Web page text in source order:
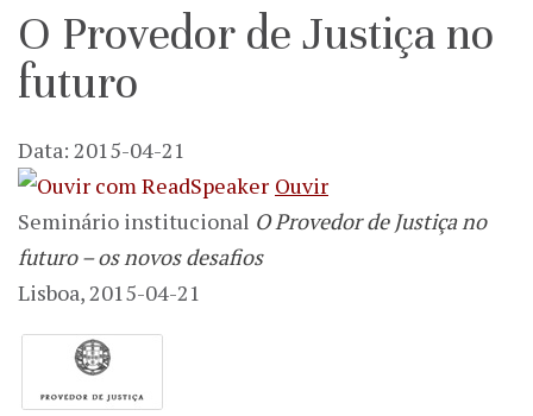
PT
O Provedor de Justiça no
futuro
Data: 2015-04-21
Ouvir
Seminário institucional O Provedor de Justiça no
futuro – os novos desafios
Lisboa, 2015-04-21